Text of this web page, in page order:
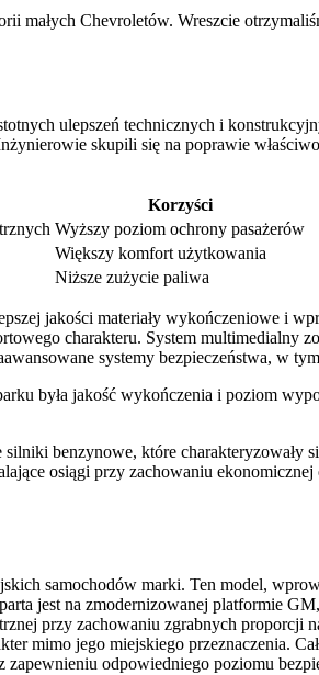
małych Chevroletów. Wreszcie
ulepszeń technicznych i
skupili się na poprawie
Korzyści
Wyższy poziom ochrony pasażerów
Większy komfort użytkowania
Niższe zużycie paliwa
jakości materiały wykończeniowe i
charakteru. System multimedialny
systemy bezpieczeństwa, w
była jakość wykończenia i poziom
benzynowe, które charakteryzowały
osiągi przy zachowaniu
samochodów marki. Ten model,
jest na zmodernizowanej platformie
przy zachowaniu zgrabnych
mimo jego miejskiego przeznaczenia.
odpowiedniego poziomu